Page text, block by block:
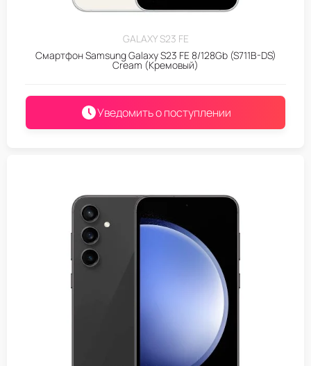
GALAXY S23 FE
Смартфон Samsung Galaxy S23 FE 8/128Gb (S711B-DS)
Cream (Кремовый)
Уведомить о поступлении